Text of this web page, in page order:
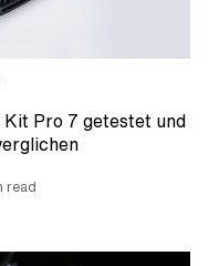
Pro 7 getestet und
read